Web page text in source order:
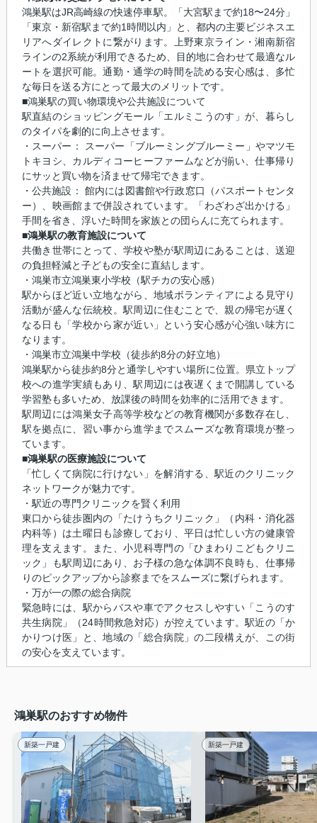
鴻巣駅はJR高崎線の快速停車駅。「大宮駅まで約18〜24分」
「東京・新宿駅まで約1時間以内」と、都内の主要ビジネスエ
リアへダイレクトに繋がります。上野東京ライン・湘南新宿
ラインの2系統が利用できるため、目的地に合わせて最適なル
ートを選択可能。通勤・通学の時間を読める安心感は、多忙
な毎日を送る方にとって最大のメリットです。
■鴻巣駅の買い物環境や公共施設について
駅直結のショッピングモール「エルミこうのす」が、暮らし
のタイパを劇的に向上させます。
・スーパー： スーパー「ブルーミングブルーミー」やマツモ
トキヨシ、カルディコーヒーファームなどが揃い、仕事帰り
にサッと買い物を済ませて帰宅できます。
・公共施設： 館内には図書館や行政窓口（パスポートセンタ
ー）、映画館まで併設されています。「わざわざ出かける」
手間を省き、浮いた時間を家族との団らんに充てられます。
■鴻巣駅の教育施設について
共働き世帯にとって、学校や塾が駅周辺にあることは、送迎
の負担軽減と子どもの安全に直結します。
・鴻巣市立鴻巣東小学校（駅チカの安心感）
駅からほど近い立地ながら、地域ボランティアによる見守り
活動が盛んな伝統校。駅周辺に住むことで、親の帰宅が遅く
なる日も「学校から家が近い」という安心感が心強い味方に
なります。
・鴻巣市立鴻巣中学校（徒歩約8分の好立地）
鴻巣駅から徒歩約8分と通学しやすい場所に位置。県立トップ
校への進学実績もあり、駅周辺には夜遅くまで開講している
学習塾も多いため、放課後の時間を効率的に活用できます。
駅周辺には鴻巣女子高等学校などの教育機関が多数存在し、
駅を拠点に、習い事から進学までスムーズな教育環境が整っ
ています。
■鴻巣駅の医療施設について
「忙しくて病院に行けない」を解消する、駅近のクリニック
ネットワークが魅力です。
・駅近の専門クリニックを賢く利用
東口から徒歩圏内の「たけうちクリニック」（内科・消化器
内科等）は土曜日も診療しており、平日は忙しい方の健康管
理を支えます。また、小児科専門の「ひまわりこどもクリニ
ック」も駅周辺にあり、お子様の急な体調不良時も、仕事帰
りのピックアップから診察までをスムーズに繋げられます。
・万が一の際の総合病院
緊急時には、駅からバスや車でアクセスしやすい「こうのす
共生病院」（24時間救急対応）が控えています。駅近の「か
かりつけ医」と、地域の「総合病院」の二段構えが、この街
の安心を支えています。
鴻巣駅のおすすめ物件
新築一戸建 新築一戸建